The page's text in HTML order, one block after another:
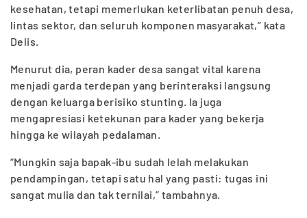
kesehatan, tetapi memerlukan keterlibatan penuh desa,
lintas sektor, dan seluruh komponen masyarakat,” kata
Delis.
Menurut dia, peran kader desa sangat vital karena
menjadi garda terdepan yang berinteraksi langsung
dengan keluarga berisiko stunting. Ia juga
mengapresiasi ketekunan para kader yang bekerja
hingga ke wilayah pedalaman.
“Mungkin saja bapak-ibu sudah lelah melakukan
pendampingan, tetapi satu hal yang pasti: tugas ini
sangat mulia dan tak ternilai,” tambahnya.